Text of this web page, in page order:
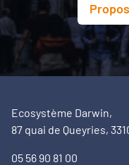
Ecosystème Darwin,
87 quai de Queyries,
05 56 90 81 00